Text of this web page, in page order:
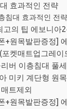
효과적인 전략
침대 효과적인 전
의 팁 에보니아
+원목발판증정]
켓매트업그레이
버 이층침대 풀
미키 계단형 원
트제외
+원목발판증정]